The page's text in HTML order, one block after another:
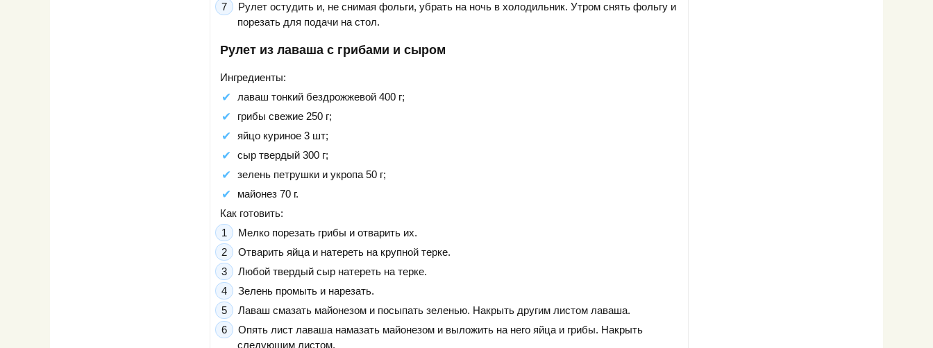
Рулет остудить и, не снимая фольги, убрать на ночь в холодильник. Утром снять фольгу и
порезать для подачи на стол.
Рулет из лаваша с грибами и сыром
Ингредиенты:
лаваш тонкий бездрожжевой 400 г;
грибы свежие 250 г;
яйцо куриное 3 шт;
сыр твердый 300 г;
зелень петрушки и укропа 50 г;
майонез 70 г.
Как готовить:
Мелко порезать грибы и отварить их.
Отварить яйца и натереть на крупной терке.
Любой твердый сыр натереть на терке.
Зелень промыть и нарезать.
Лаваш смазать майонезом и посыпать зеленью. Накрыть другим листом лаваша.
Опять лист лаваша намазать майонезом и выложить на него яйца и грибы. Накрыть
следующим листом.